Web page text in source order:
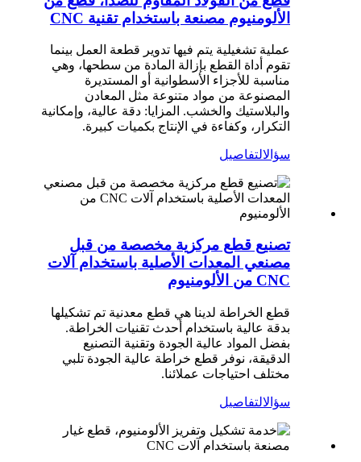
الألومنيوم مصنعة باستخدام تقنية CNC
عملية تشغيلية يتم فيها تدوير قطعة العمل بينما
تقوم أداة القطع بإزالة المادة من سطحها، وهي
مناسبة للأجزاء الأسطوانية أو المستديرة
المصنوعة من مواد متنوعة مثل المعادن
والبلاستيك والخشب. المزايا: دقة عالية، وإمكانية
التكرار، وكفاءة في الإنتاج بكميات كبيرة.
سؤالالتفاصيل
تصنيع قطع مركزية مخصصة من قبل
مصنعي المعدات الأصلية باستخدام آلات
CNC من الألومنيوم
قطع الخراطة لدينا هي قطع معدنية تم تشكيلها
بدقة عالية باستخدام أحدث تقنيات الخراطة.
بفضل المواد عالية الجودة وتقنية التصنيع
الدقيقة، نوفر قطع خراطة عالية الجودة تلبي
مختلف احتياجات عملائنا.
سؤالالتفاصيل